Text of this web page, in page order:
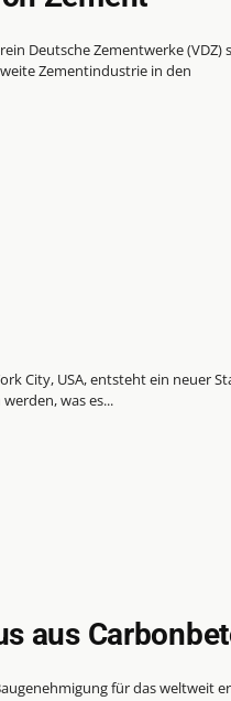
Deutsche Zementwerke (VDZ)
Zementindustrie in den
City, USA, entsteht ein neuer
was es...
aus
für das weltweit